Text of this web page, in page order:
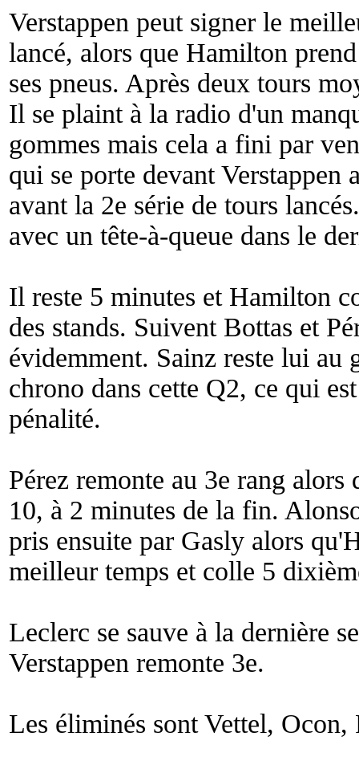
Verstappen peut signer le
lancé, alors que Hamilton
ses pneus. Après deux tours
Il se plaint à la radio d'un
gommes mais cela a fini par
qui se porte devant Verstappen
avant la 2e série de tours
avec un tête-à-queue dans le
Il reste 5 minutes et Hamilton
des stands. Suivent Bottas et
évidemment. Sainz reste lui au
chrono dans cette Q2, ce qui
pénalité.
Pérez remonte au 3e rang
10, à 2 minutes de la fin.
pris ensuite par Gasly alors
meilleur temps et colle 5
Leclerc se sauve à la dernière
Verstappen remonte 3e.
Les éliminés sont Vettel, Ocon,